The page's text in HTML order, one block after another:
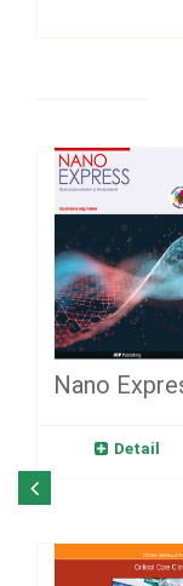
Nano
Detail